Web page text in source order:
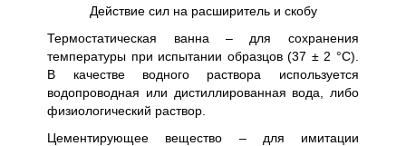
Действие сил на расширитель и скобу
Термостатическая ванна – для сохранения
температуры при испытании образцов (37 ± 2 °С).
В качестве водного раствора используется
водопроводная или дистиллированная вода, либо
физиологический раствор.
Цементирующее вещество – для имитации